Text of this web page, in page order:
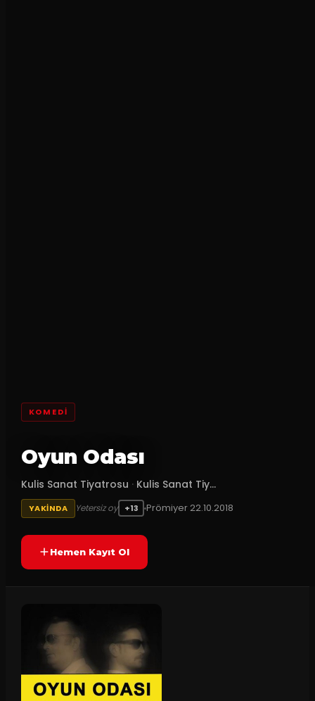
KOMEDI
Oyun Odası
Kulis Sanat Tiyatrosu · Kulis Sanat Tiy...
YAKINDA Yetersiz oy +13 Prömiyer 22.10.2018
Hemen Kayıt Ol